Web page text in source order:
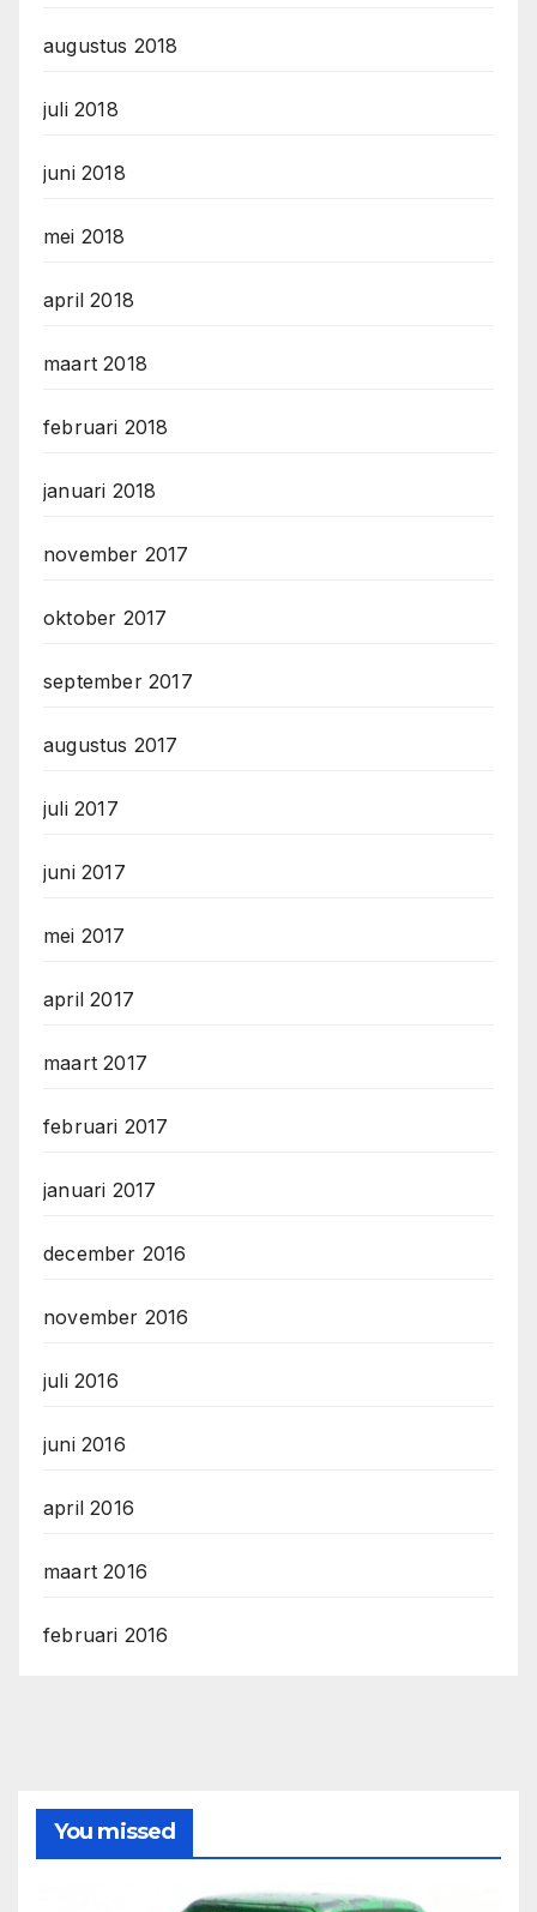
augustus 2018
juli 2018
juni 2018
mei 2018
april 2018
maart 2018
februari 2018
januari 2018
november 2017
oktober 2017
september 2017
augustus 2017
juli 2017
juni 2017
mei 2017
april 2017
maart 2017
februari 2017
januari 2017
december 2016
november 2016
juli 2016
juni 2016
april 2016
maart 2016
februari 2016
You missed